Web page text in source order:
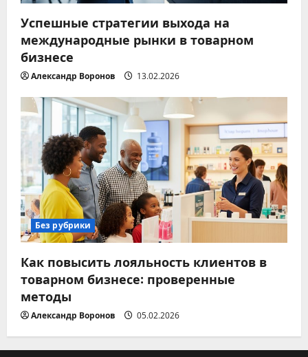
Успешные стратегии выхода на
международные рынки в товарном
бизнесе
Александр Воронов 13.02.2026
Без рубрики
Как повысить лояльность клиентов в
товарном бизнесе: проверенные
методы
Александр Воронов 05.02.2026